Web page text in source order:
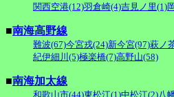
関西空港(12)羽倉崎(4)吉見ノ里(1)
■南海高野線
難波(67)今宮戎(24)新今宮(97)萩ノ
紀伊細川(5)極楽橋(7)高野山(58)
■南海加太線
和歌山市(44)東松江(1)中松江(2)八